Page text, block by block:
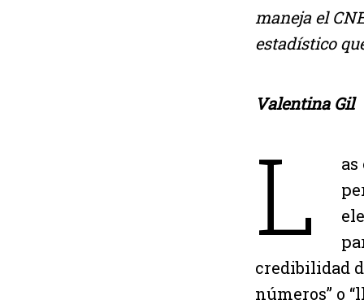
maneja el
estadístico
Valentina Gil
L
credibilidad
números” o